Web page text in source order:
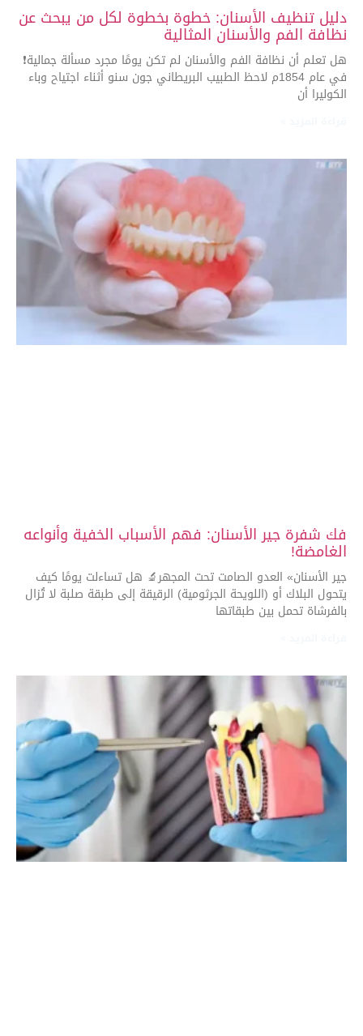
دليل تنظيف الأسنان: خطوة بخطوة لكل من يبحث عن
نظافة الفم والأسنان المثالية
هل تعلم أن نظافة الفم والأسنان لم تكن يومًا مجرد مسألة جمالية❗
في عام 1854م لاحظ الطبيب البريطاني جون سنو أثناء اجتياح وباء
الكوليرا أن
فك شفرة جير الأسنان: فهم الأسباب الخفية وأنواعه
الغامضة!
جير الأسنان» العدو الصامت تحت المجهر🔬 هل تساءلت يومًا كيف
يتحول البلاك أو (اللويحة الجرثومية) الرقيقة إلى طبقة صلبة لا تُزال
بالفرشاة تحمل بين طبقاتها